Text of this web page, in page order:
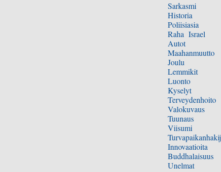
Sarkasmi
Historia
Poliisiasia
Raha Israel
Autot
Maahanmuutto
Joulu
Lemmikit
Luonto
Kyselyt
Terveydenhoito
Valokuvaus
Tuunaus
Viisumi
Innovaatioita
Buddhalaisuus
Unelmat